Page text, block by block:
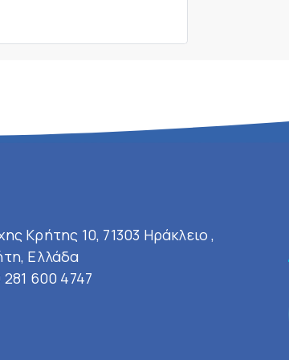
Κρήτης 10, 71303 Ηράκλειο ,
Ελλάδα
281 600 4747